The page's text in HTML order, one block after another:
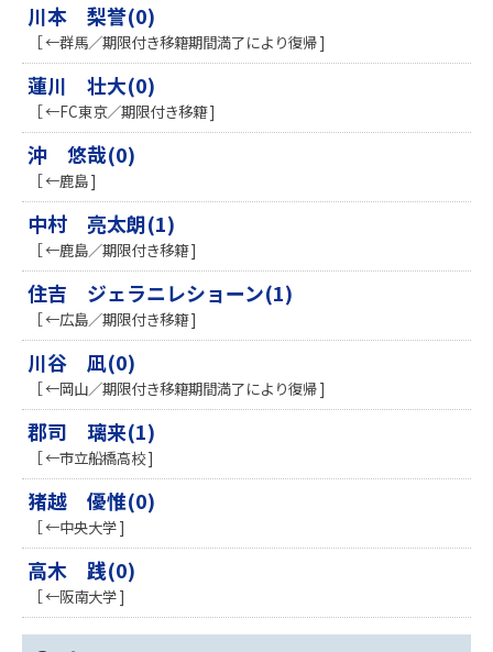
川本 梨誉(0)
［ ←群馬／期限付き移籍期間満了により復帰 ]
蓮川 壮大(0)
［ ←FC東京／期限付き移籍 ]
沖 悠哉(0)
［ ←鹿島 ]
中村 亮太朗(1)
［ ←鹿島／期限付き移籍 ]
住吉 ジェラニレショーン(1)
［ ←広島／期限付き移籍 ]
川谷 凪(0)
［ ←岡山／期限付き移籍期間満了により復帰 ]
郡司 璃来(1)
［ ←市立船橋高校 ]
猪越 優惟(0)
［ ←中央大学 ]
高木 践(0)
［ ←阪南大学 ]